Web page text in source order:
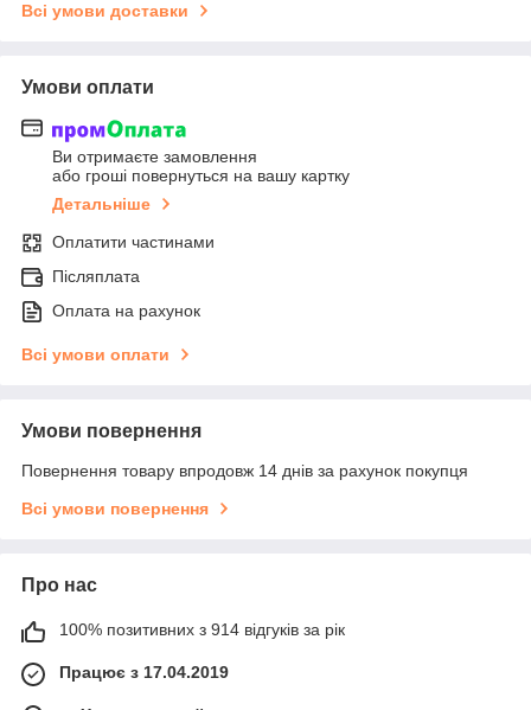
Всі умови доставки
Умови оплати
Ви отримаєте замовлення
або гроші повернуться на вашу картку
Детальніше
Оплатити частинами
Післяплата
Оплата на рахунок
Всі умови оплати
Умови повернення
Повернення товару впродовж 14 днів за рахунок покупця
Всі умови повернення
Про нас
100% позитивних з 914 відгуків за рік
Працює з 17.04.2019